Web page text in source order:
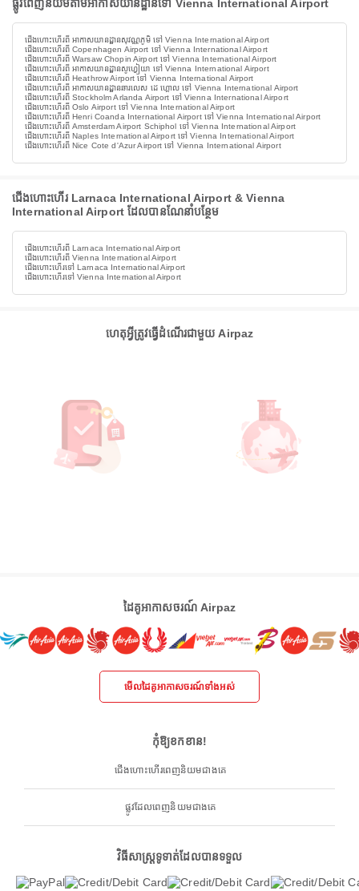
ផ្លូវពេញនិយមតាមអាកាសយានដ្ឋានទៅ Vienna International Airport
ជើងហោះហើរពី អាកាសយានដ្ឋានសុវណ្ណភូមិ ទៅ Vienna International Airport
ជើងហោះហើរពី Copenhagen Airport ទៅ Vienna International Airport
ជើងហោះហើរពី Warsaw Chopin Airport ទៅ Vienna International Airport
ជើងហោះហើរពី អាកាសយានដ្ឋានសូហ្វៀយា ទៅ Vienna International Airport
ជើងហោះហើរពី Heathrow Airport ទៅ Vienna International Airport
ជើងហោះហើរពី អាកាសយានដ្ឋានឆារលេស ដេ ហ្គោល ទៅ Vienna International Airport
ជើងហោះហើរពី Stockholm Arlanda Airport ទៅ Vienna International Airport
ជើងហោះហើរពី Oslo Airport ទៅ Vienna International Airport
ជើងហោះហើរពី Henri Coanda International Airport ទៅ Vienna International Airport
ជើងហោះហើរពី Amsterdam Airport Schiphol ទៅ Vienna International Airport
ជើងហោះហើរពី Naples International Airport ទៅ Vienna International Airport
ជើងហោះហើរពី Nice Cote d'Azur Airport ទៅ Vienna International Airport
ជើងហោះហើរ Larnaca International Airport & Vienna
International Airport ដែលបានណែនាំបន្ថែម
ជើងហោះហើរពី Larnaca International Airport
ជើងហោះហើរពី Vienna International Airport
ជើងហោះហើរទៅ Larnaca International Airport
ជើងហោះហើរទៅ Vienna International Airport
ហេតុអ្វីត្រូវធ្វើដំណើរជាមួយ Airpaz
ដៃគូអាកាសចរណ៍ Airpaz
មើលដៃគូអាកាសចរណ៍ទាំងអស់
កុំឱ្យខកខាន!
ជើងហោះហើរពេញនិយមជាងគេ
ផ្លូវដែលពេញនិយមជាងគេ
វិធីសាស្ត្រទូទាត់ដែលបានទទួល